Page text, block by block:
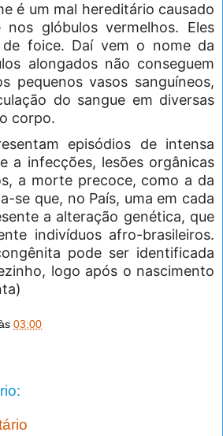
é um mal hereditário causado
nos glóbulos vermelhos. Eles
foice. Daí vem o nome da
alongados não conseguem
pequenos vasos sanguíneos,
do sangue em diversas
corpo.
episódios de intensa
a infecções, lesões orgânicas
a morte precoce, como a da
se que, no País, uma em cada
a alteração genética, que
indivíduos afro-brasileiros.
pode ser identificada
logo após o nascimento
03:00